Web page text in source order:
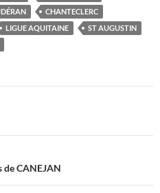
CHANTECLERC
LIGUE AQUITAINE
ST AUGUSTIN
de CANEJAN